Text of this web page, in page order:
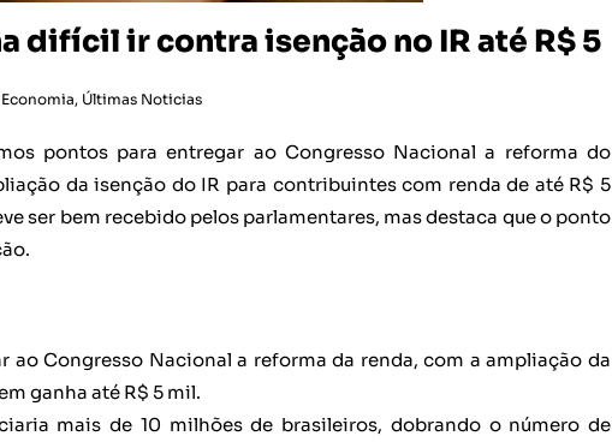
difícil ir contra isenção no IR até R$ 5
Economia, Últimas Noticias
pontos para entregar ao Congresso Nacional a reforma do
da isenção do IR para contribuintes com renda de até R$ 5
ser bem recebido pelos parlamentares, mas destaca que o ponto
ao Congresso Nacional a reforma da renda, com a ampliação da
ganha até R$ 5 mil.
mais de 10 milhões de brasileiros, dobrando o número de